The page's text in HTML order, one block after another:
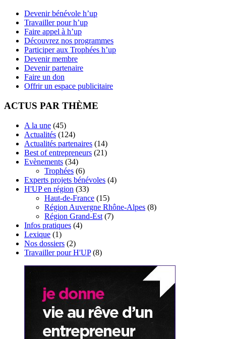
Devenir bénévole h’up
Travailler pour h’up
Faire appel à h’up
Découvrez nos programmes
Participer aux Trophées h’up
Devenir membre
Devenir partenaire
Faire un don
Offrir un espace publicitaire
ACTUS PAR THÈME
A la une (45)
Actualités (124)
Actualités partenaires (14)
Best of entrepreneurs (21)
Evènements (34)
Trophées (6)
Experts projets bénévoles (4)
H'UP en région (33)
Haut-de-France (15)
Région Auvergne Rhône-Alpes (8)
Région Grand-Est (7)
Infos pratiques (4)
Lexique (1)
Nos dossiers (2)
Travailler pour H'UP(8)